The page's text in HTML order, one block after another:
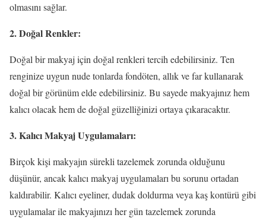
olmasını sağlar.
2. Doğal Renkler:
Doğal bir makyaj için doğal renkleri tercih edebilirsiniz. Ten
renginize uygun nude tonlarda fondöten, allık ve far kullanarak
doğal bir görünüm elde edebilirsiniz. Bu sayede makyajınız hem
kalıcı olacak hem de doğal güzelliğinizi ortaya çıkaracaktır.
3. Kalıcı Makyaj Uygulamaları:
Birçok kişi makyajın sürekli tazelemek zorunda olduğunu
düşünür, ancak kalıcı makyaj uygulamaları bu sorunu ortadan
kaldırabilir. Kalıcı eyeliner, dudak doldurma veya kaş kontürü gibi
uygulamalar ile makyajınızı her gün tazelemek zorunda